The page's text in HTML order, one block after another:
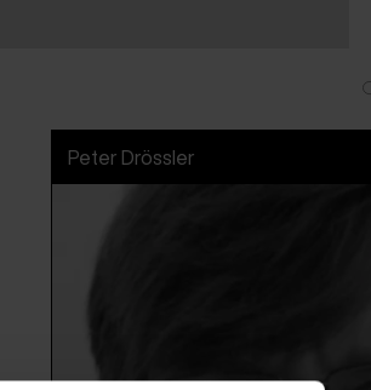
Peter Drössler